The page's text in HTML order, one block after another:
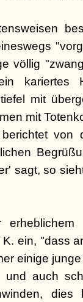
völlig
kariertes
mit
mit
von
sagt, so
ein, "dass
einige
auch